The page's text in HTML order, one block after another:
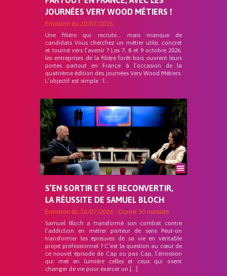
JOURNÉES VERY WOOD MÉTIERS !
Emission du 20/07/2026
Une filière qui recrute… mais manque de
candidats Vous cherchez un métier utile, concret
et tourné vers l’avenir ? Les 7, 8 et 9 octobre 2026,
les entreprises de la filière forêt-bois ouvrent leurs
portes partout en France à l’occasion de la
quatrième édition des journées Very Wood Métiers.
L’objectif est simple : f...
S’EN SORTIR ET SE RECONVERTIR,
LA RÉUSSITE DE SAMUEL BLOCH
Emission du 16/07/2026 - Durée 30 minutes
Samuel Bloch a transformé son combat contre
l’addiction en métier porteur de sens Peut-on
transformer les épreuves de sa vie en véritable
projet professionnel ? C’est la question au cœur de
ce nouvel épisode de Cap ou pas Cap, l’émission
qui met en lumière celles et ceux qui osent
changer de vie pour exercer un […]